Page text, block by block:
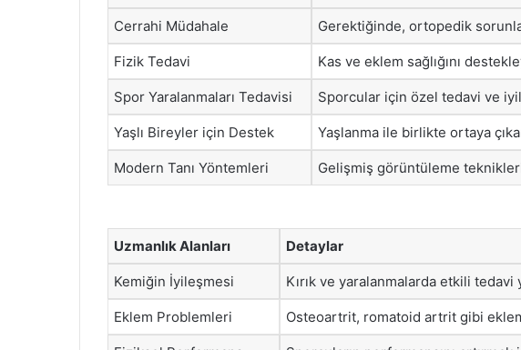
Cerrahi Müdahale Gerektiğinde, ortopedik
Fizik Tedavi Kas ve eklem sağlığını
Spor Yaralanmaları Tedavisi Sporcular için özel tedavi ve
Yaşlı Bireyler için Destek Yaşlanma ile birlikte ortaya
Modern Tanı Yöntemleri Gelişmiş görüntüleme
Uzmanlık Alanları Detaylar
Kemiğin İyileşmesi Kırık ve yaralanmalarda etkili
Eklem Problemleri Osteoartrit, romatoid artrit gibi